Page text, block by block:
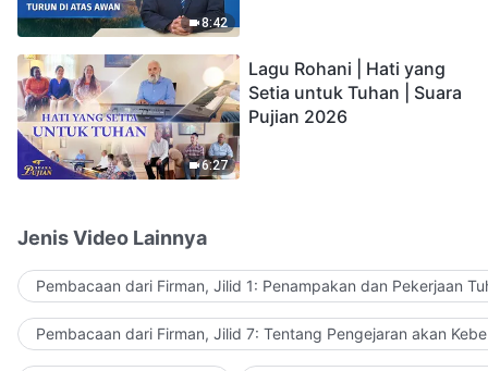
8:42
6:27
Lagu Rohani | Hati yang
Setia untuk Tuhan | Suara
Pujian 2026
Jenis Video Lainnya
Pembacaan dari Firman, Jilid 1: Penampakan dan Pekerjaan
Pembacaan dari Firman, Jilid 7: Tentang Pengejaran akan